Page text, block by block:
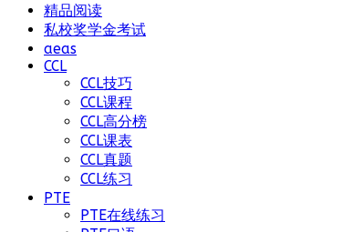
精品阅读
私校奖学金考试
aeas
CCL
CCL技巧
CCL课程
CCL高分榜
CCL课表
CCL真题
CCL练习
PTE
PTE在线练习